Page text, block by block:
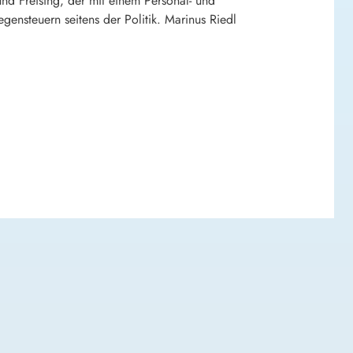
seitens der Politik. Marinus Riedl